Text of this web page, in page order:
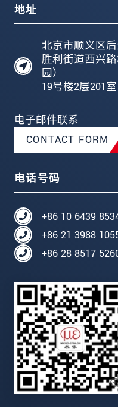
地址
北京市顺义区
胜利街道西兴
园）
19号楼2层201
电子邮件联系
CONTACT FORM
电话号码
+86 10 6439
+86 21 3988
+86 28 8517